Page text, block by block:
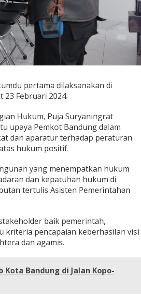
pertama dilaksanakan di
23 Februari 2024.
Hukum, Puja Suryaningrat
upaya Pemkot Bandung dalam
dan aparatur terhadap peraturan
hukum positif.
yang menempatkan hukum
dan kepatuhan hukum di
tertulis Asisten Pemerintahan
baik pemerintah,
kriteria pencapaian keberhasilan visi
dan agamis.
Bandung di Jalan Kopo-